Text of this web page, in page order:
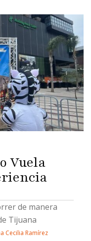
Vuela
de manera
Tijuana
Cecilia Ramírez